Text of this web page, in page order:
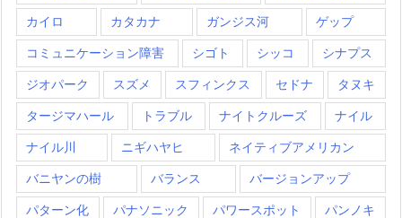
カイロ カタカナ ガンジス河 ゲップ
コミュニケーション障害 シゴト シッコ シナプス
ジオパーク スズメ スフィンクス セドナ タヌキ
タージマハール トラブル ナイトクルーズ ナイル
ナイル川 ニギハヤヒ ネイティブアメリカン
バニヤンの樹 バランス バージョンアップ
パターン化 パナソニック パワースポット パンノキ